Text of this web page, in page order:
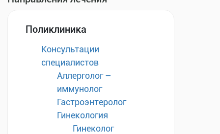
Поликлиника
Консультации
специалистов
Аллерголог –
иммунолог
Гастроэнтеролог
Гинекология
Гинеколог